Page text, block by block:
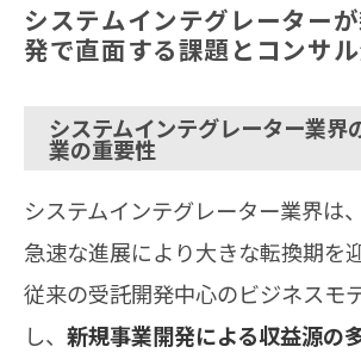
システムインテグレーター
発で直面する課題とコンサ
システムインテグレーター業界
業の重要性
システムインテグレーター業界は
急速な進展により大きな転換期を
従来の受託開発中心のビジネスモ
し、 新規事業開発による収益源の